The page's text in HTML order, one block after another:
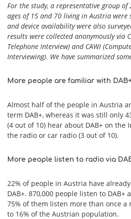
For the study, a representative group of
ages of 15 and 70 living in Austria were
and device availability were also
results were collected anonymously via
Telephone Interview) and CAWI
Interviewing). We have summarized
More people are familiar with DAB+
Almost half of the people in Austria
term DAB+, whereas it was still only
(4 out of 10) hear about DAB+ on the
the radio or car radio (3 out of 10).
More people listen to radio via
22% of people in Austria have
DAB+. 870,000 people listen to DAB+
75% of them listen more than once a
to 16% of the Austrian population.